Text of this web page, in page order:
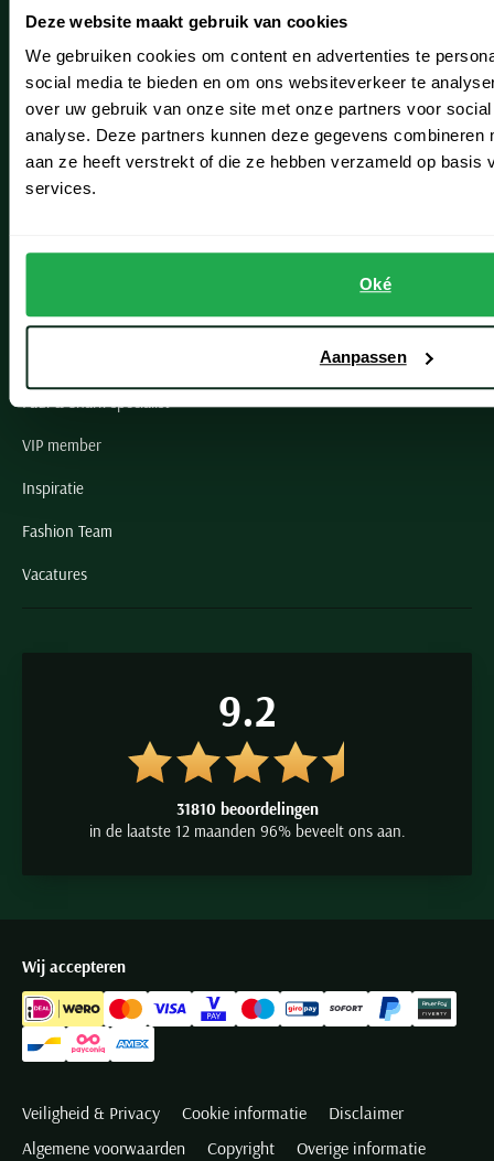
Deze website maakt gebruik van cookies
We gebruiken cookies om content en advertenties te
social media te bieden en om ons websiteverkeer te
over uw gebruik van onze site met onze partners voor
analyse. Deze partners kunnen deze gegevens combineren
aan ze heeft verstrekt of die ze hebben verzameld op basis
services.
Oké
Aanpassen
Hillegom
Leiderdorp
Lisse
Noordwijk
Openingstijden winkels
Schulte Herenmode
Paul & Shark specialist
VIP member
Inspiratie
Fashion Team
Vacatures
9.2
31810 beoordelingen
in de laatste 12 maanden 96% beveelt ons aan.
Wij accepteren
Veiligheid & Privacy Cookie informatie
Disclaimer
Algemene voorwaarden
Copyright Overige informatie